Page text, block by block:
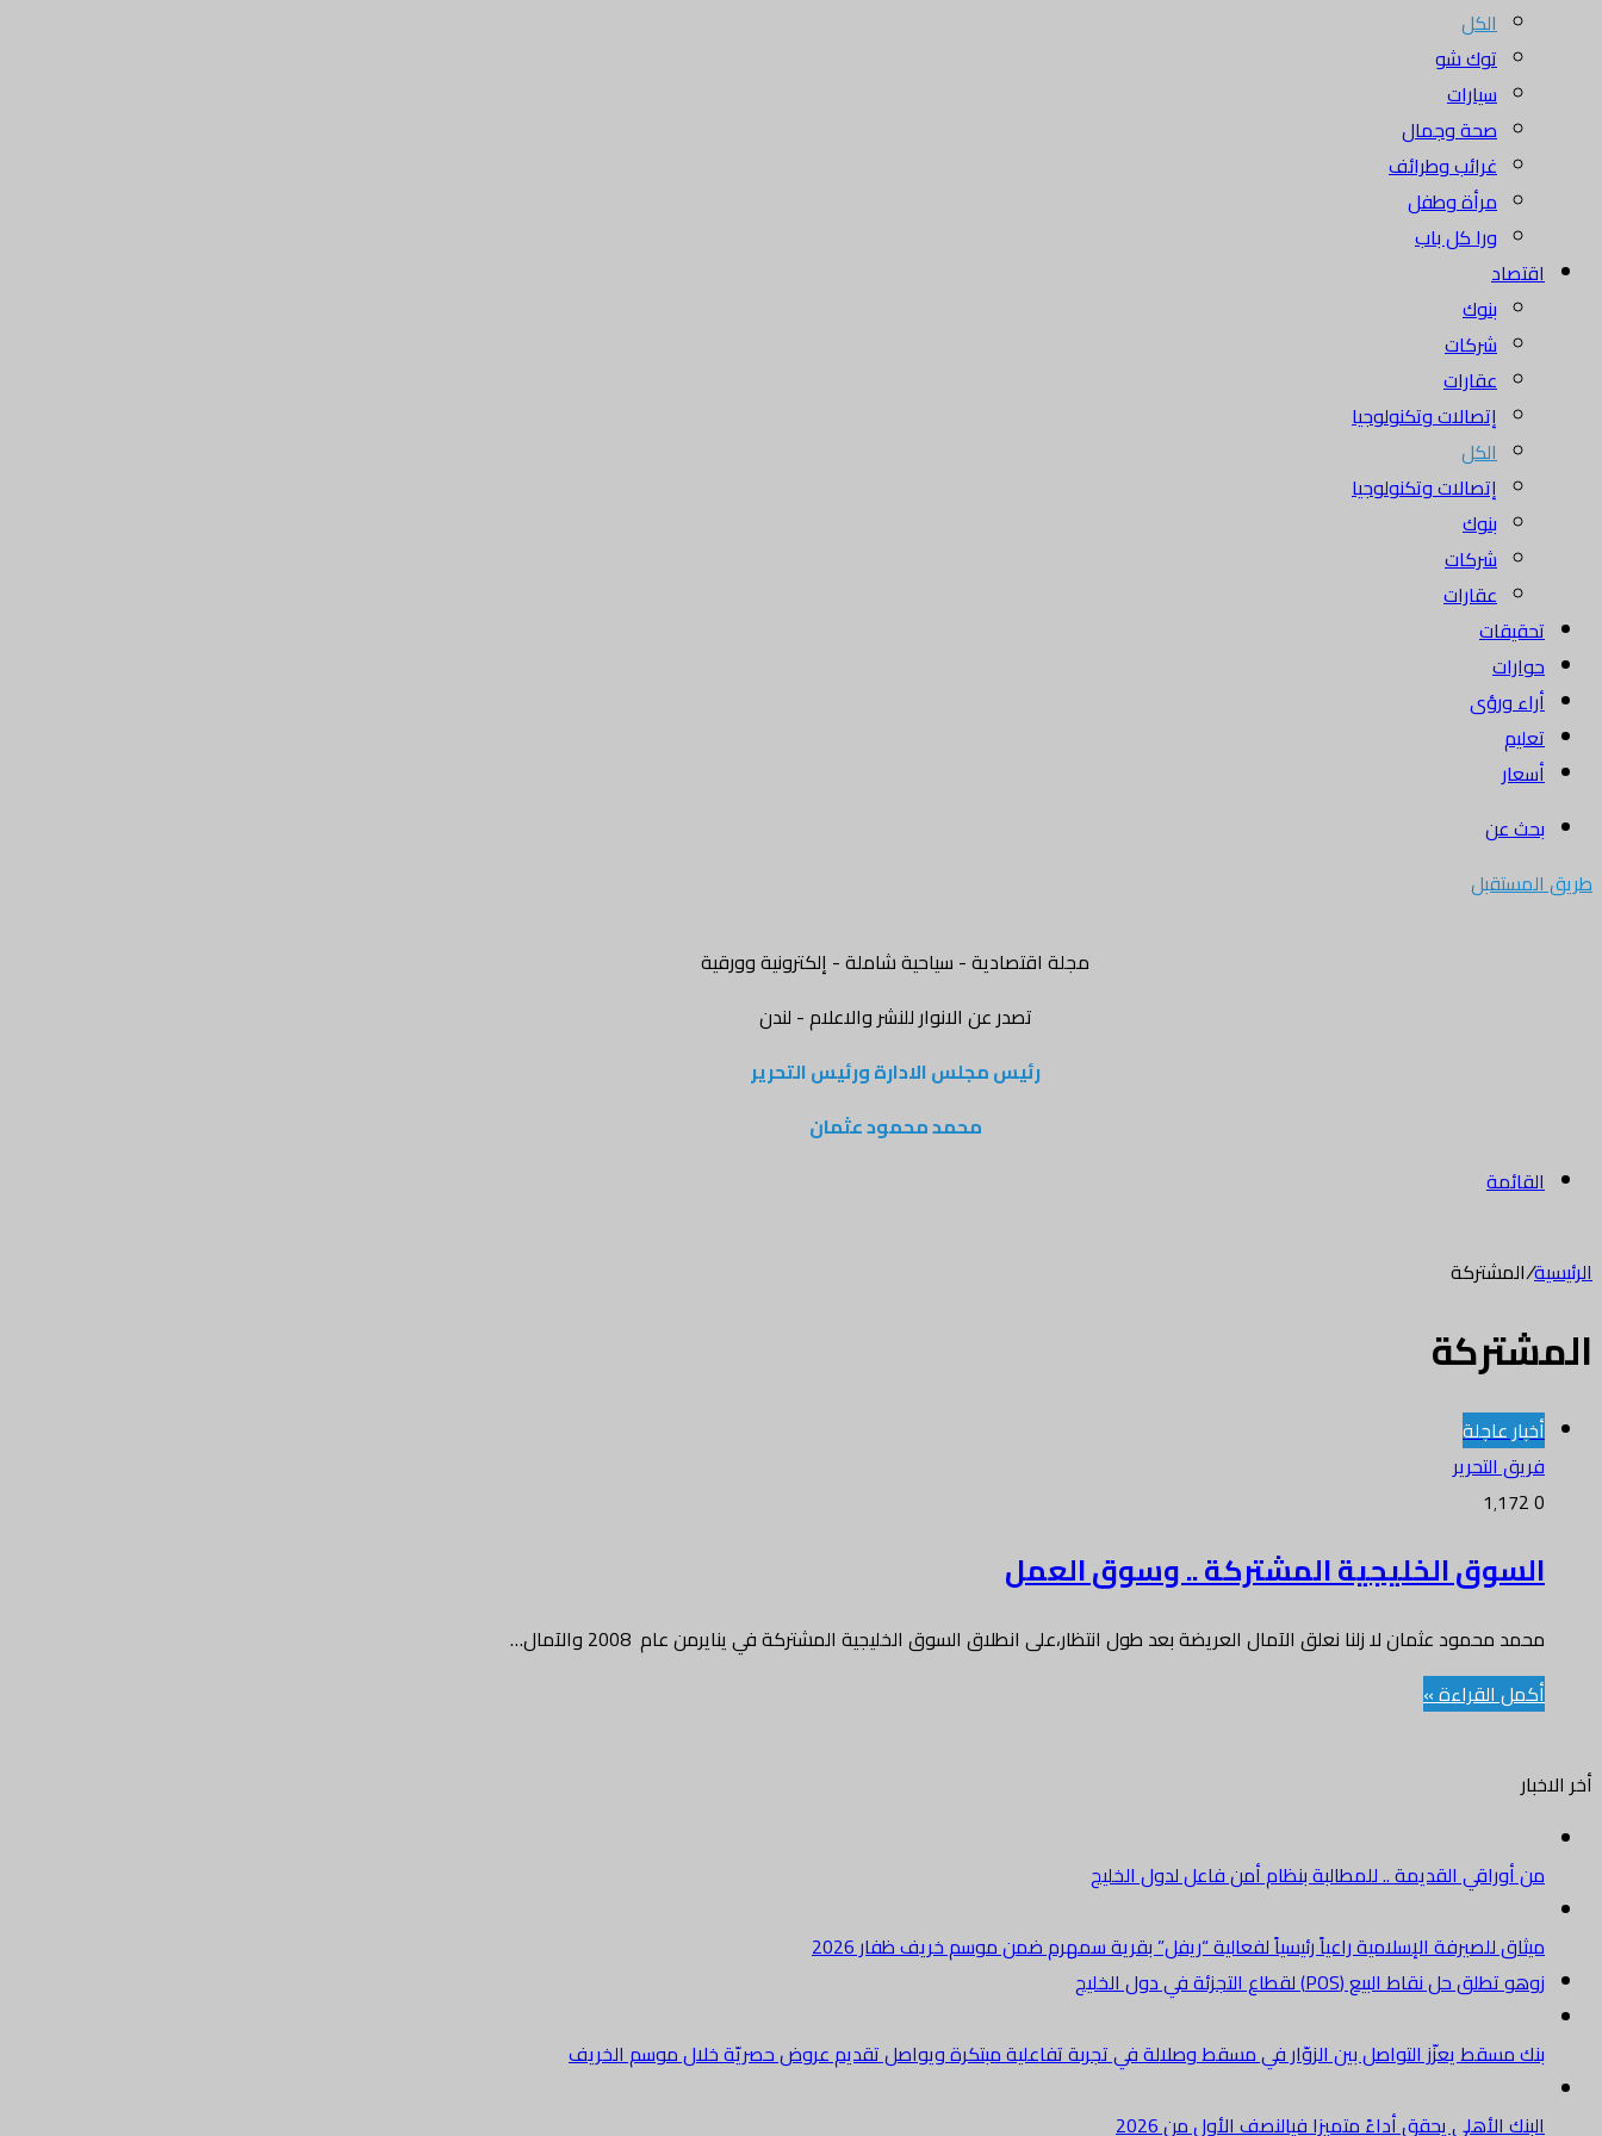
الكل
توك شو
سيارات
صحة وجمال
غرائب وطرائف
مرأة وطفل
ورا كل باب
اقتصاد
بنوك
شركات
عقارات
إتصالات وتكنولوجيا
الكل
إتصالات وتكنولوجيا
بنوك
شركات
عقارات
تحقيقات
حوارات
أراء ورؤى
تعليم
أسعار
بحث عن
طريق المستقبل
مجلة اقتصادية - سياحية شاملة - إلكترونية وورقية
تصدر عن الانوار للنشر والاعلام - لندن
رئيس مجلس الادارة ورئيس التحرير
محمد محمود عثمان
القائمة
الرئيسية/المشتركة
المشتركة
أخبار عاجلة
فريق التحرير
0
السوق الخليجية المشتركة .. وسوق العمل
محمد محمود عثمان لا زلنا نعلق الآمال العريضة بعد طول انتظار،على انطلاق السوق الخليجية المشتركة في ينايرمن عام 2008 والآمال…
أكمل القراءة »
أخر الاخبار
من أوراقي القديمة .. للمطالبة بنظام أمن فاعل لدول الخليج
ميثاق للصيرفة الإسلامية راعياً رئيسياً لفعالية “ريفل” بقرية سمهرم ضمن موسم خريف ظفار 2026
زوهو تطلق حل نقاط البيع (POS) لقطاع التجزئة في دول الخليج
بنك مسقط يعزّز التواصل بين الزوّار في مسقط وصلالة في تجربة تفاعلية مبتكرة ويواصل تقديم عروض حصريّة خلال موسم الخريف
البنك الأهلي يحقق أداءً متميزا فيالنصف الأول من 2026